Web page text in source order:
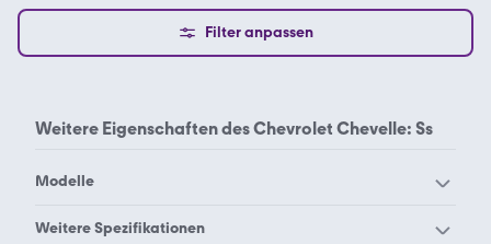
Filter anpassen
Weitere Eigenschaften desChevrolet Chevelle: Ss
Modelle
Chevrolet 2500
Weitere Spezifikationen